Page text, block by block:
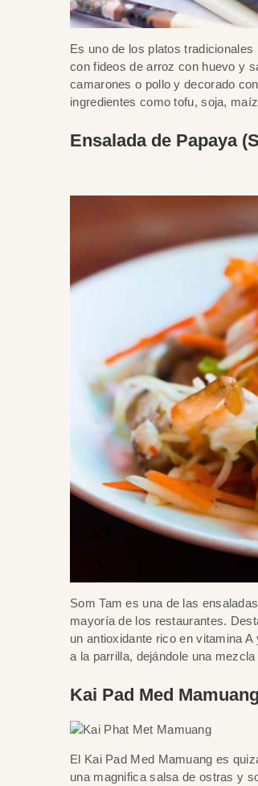
Es uno de los platos
con fideos de arroz con huevo y
camarones o pollo y decorado
ingredientes como tofu, soja,
Ensalada de Papaya
Som Tam es una de las
mayoría de los restaurantes.
un antioxidante rico en vitamina
a la parrilla, dejándole una
Kai Pad Med Mamuang
El Kai Pad Med Mamuang es
una magnifica salsa de ostras y